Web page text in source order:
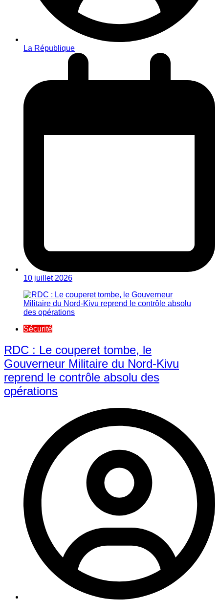
La République
10 juillet 2026
Sécurité
RDC : Le couperet tombe, le
Gouverneur Militaire du Nord-Kivu
reprend le contrôle absolu des
opérations